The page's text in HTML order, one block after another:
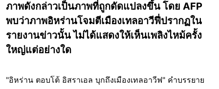
ภาพดังกล่าวเป็นภาพที่ถูกดัดแปลงขึ้น โดย AFP
พบว่าภาพอิหร่านโจมตีเมืองเทลอาวีฟี่ปรากฏใน
รายงานข่าวนั้น ไม่ได้แสดงให้เห็นเพลิงไหม้ครั้ง
ใหญ่แต่อย่างใด
"อิหร่าน ตอบโต้ อิสราเอล บุกถึงเมืองเทลอาวีฟ" คำบรรยาย